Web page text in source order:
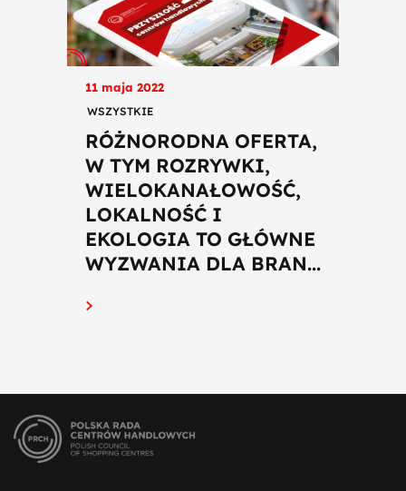
11 maja 2022
WSZYSTKIE
RÓŻNORODNA OFERTA,
W TYM ROZRYWKI,
WIELOKANAŁOWOŚĆ,
LOKALNOŚĆ I
EKOLOGIA TO GŁÓWNE
WYZWANIA DLA BRAN...